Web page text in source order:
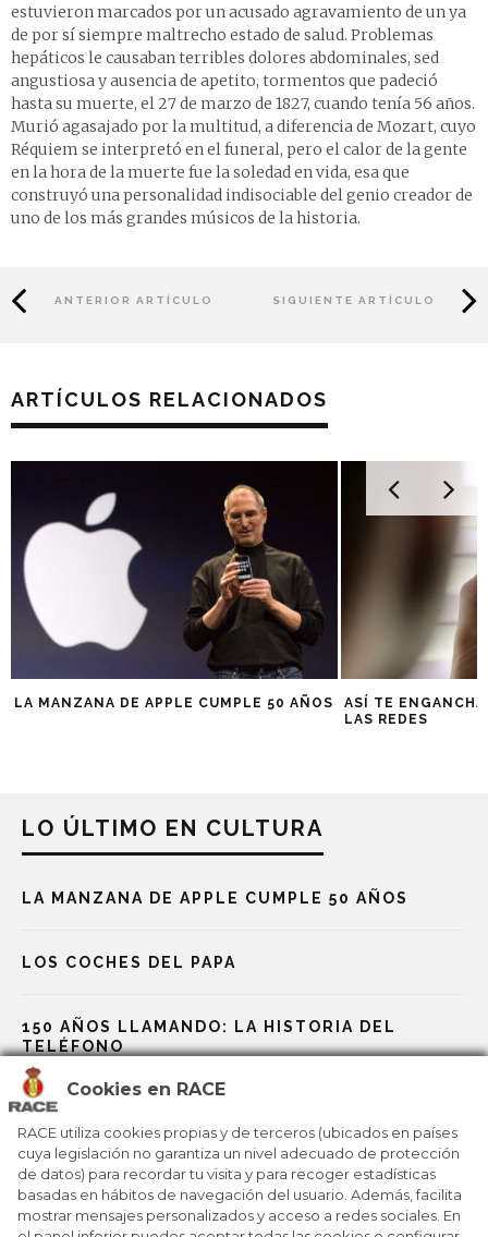
Cookies en RACE
RACE utiliza cookies propias y de terceros (ubicados en países
cuya legislación no garantiza un nivel adecuado de protección
de datos) para recordar tu visita y para recoger estadísticas
basadas en hábitos de navegación del usuario. Además, facilita
mostrar mensajes personalizados y acceso a redes sociales. En
estuvieron marcados por un acusado agravamiento de un ya
de por sí siempre maltrecho estado de salud. Problemas
hepáticos le causaban terribles dolores abdominales, sed
angustiosa y ausencia de apetito, tormentos que padeció
hasta su muerte, el 27 de marzo de 1827, cuando tenía 56 años.
Murió agasajado por la multitud, a diferencia de Mozart, cuyo
Réquiem se interpretó en el funeral, pero el calor de la gente
en la hora de la muerte fue la soledad en vida, esa que
construyó una personalidad indisociable del genio creador de
uno de los más grandes músicos de la historia.
ANTERIOR ARTÍCULO SIGUIENTE ARTÍCULO
ARTÍCULOS RELACIONADOS
LA MANZANA DE APPLE CUMPLE 50 AÑOS
ASÍ TE
LAS REDES
LO ÚLTIMO EN CULTURA
LA MANZANA DE APPLE CUMPLE 50 AÑOS
LOS COCHES DEL PAPA
150 AÑOS LLAMANDO: LA HISTORIA DEL
TELÉFONO
GAUDÍ, EL GENIO QUE REDISEÑÓ BARCELONA
BOHEMIAN RHAPSODY, UN HIMNO ENTRE
ÓPERA Y ROCK